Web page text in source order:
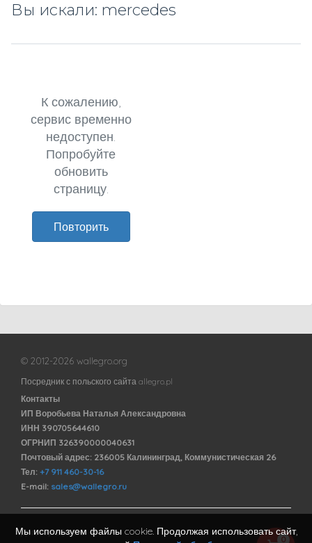
Вы искали: mercedes
К сожалению,
сервис временно
недоступен.
Попробуйте
обновить
страницу.
Повторить
© 2012-2026 wallegro.org
Посредник с польского сайта allegro.pl
Контакты
ИП Воробьева Наталья Александровна
ИНН 390705644610
ОГРНИП 326390000040631
Почтовый адрес: 236005 Калининград, Коммунистическая 26
Тел: +7 911 460-30-16
E-mail: sales@wallegro.ru
Договор оферты
0
Мы используем файлы cookie. Продолжая использовать сайт,